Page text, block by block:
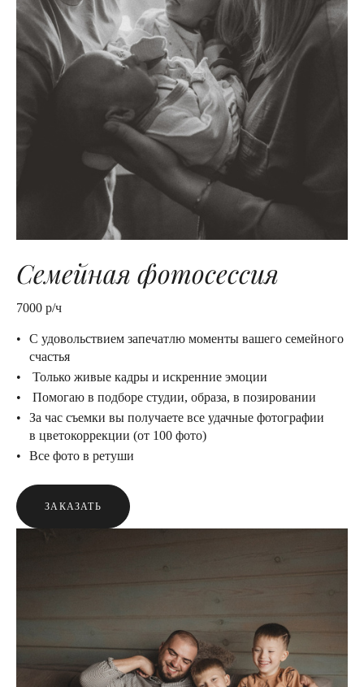
Семейная фотосессия
7000 р/ч
С удовольствием запечатлю моменты вашего семейного
счастья
Только живые кадры и искренние эмоции
Помогаю в подборе студии, образа, в позировании
За час съемки вы получаете все удачные фотографии
в цветокоррекции (от 100 фото)
Все фото в ретуши
ЗАКАЗАТЬ